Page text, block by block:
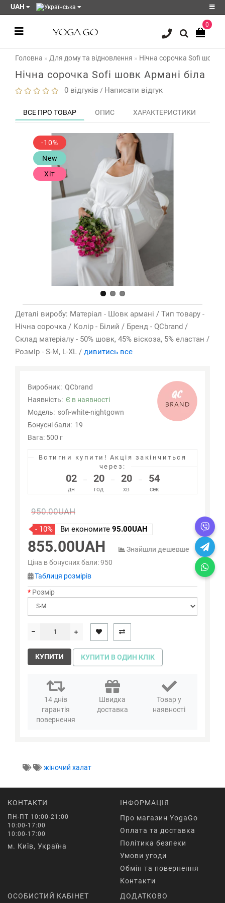
UAH
Реєстрація
Авторизація
Акції
Мої
0
Головна Для дому та відновлення Нічна сорочка Sofi шовк
Нічна сорочка Sofi шовк Армані біла
0 відгуків / Написати відгук
ВСЕ ПРО ТОВАР ОПИС ХАРАКТЕРИСТИКИ
-10%
New
Хіт
Деталі виробу: Матеріал - Шовк армані / Тип товару -
Нічна сорочка / Колір - Білий / Бренд - QCbrand /
Склад матеріалу - 50% шовк, 45% віскоза, 5% еластан /
Розмір - S-M, L-XL / дивитись все
Виробник: QCbrand
Наявність: Є в наявності
Модель: sofi-white-nightgown
Бонусні бали: 19
Вага: 500 г
Встигни купити! Акція закінчиться
через:
02
дн
– 20
год
– 20
хв
– 54
сек
950.00UAH
- 10% Ви економите 95.00UAH
855.00UAH
Знайшли дешевше
Ціна в бонусних бали:950
Таблиця розмірів
Розмір
КУПИТИ КУПИТИ В ОДИН КЛІК
14 днів
гарантія
повернення
Швидка
доставка
Товар у
наявності
жіночий халат
КОНТАКТИ
ПН-ПТ 10:00-21:00
10:00-17:00
10:00-17:00
м. Київ, Україна
ІНФОРМАЦІЯ
Про магазин YogaGo
Оплата та доставка
Політика безпеки
Умови угоди
Обмін та повернення
Контакти
ОСОБИСТИЙ КАБІНЕТ
ДОДАТКОВО